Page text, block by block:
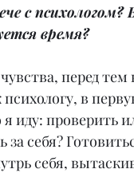
с психологом?
время?
перед
в
иду: проверить
за себя?
себя,